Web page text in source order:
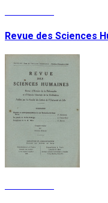
Revue des Sciences